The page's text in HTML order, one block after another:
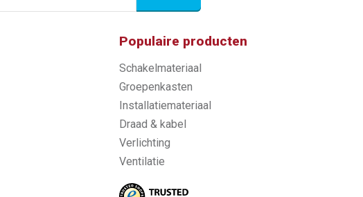
Populaire producten
Schakelmateriaal
Groepenkasten
Installatiemateriaal
Draad & kabel
Verlichting
Ventilatie